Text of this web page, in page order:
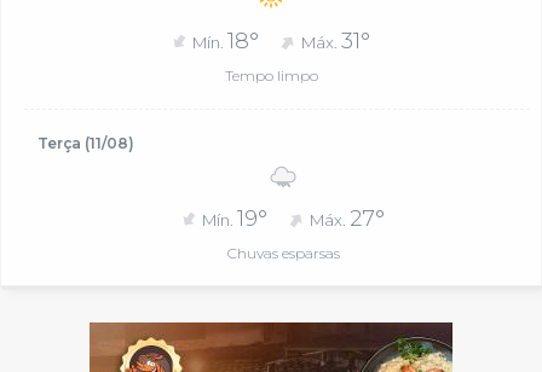
Mín. 18° Máx. 31°
Tempo limpo
Terça (11/08)
Mín. 19° Máx. 27°
Chuvas esparsas